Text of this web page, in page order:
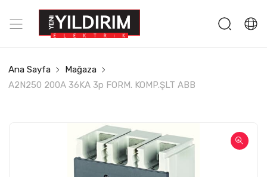
Ana Sayfa
Mağaza
A2N250 200A 36KA 3p FORM. KOMP.ŞLT ABB